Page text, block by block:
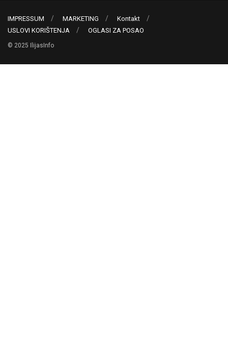
IMPRESSUM MARKETING
Kontakt
USLOVI KORIŠTENJA
OGLASI ZA POSAO
© 2025 IlijasInfo